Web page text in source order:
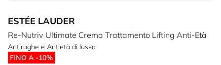
ESTÉE LAUDER
Re-Nutriv Ultimate Crema Trattamento Lifting Anti-Età
Antirughe e Antietà di lusso
FINO A -10%